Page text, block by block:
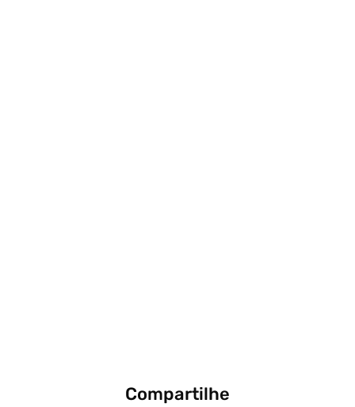
Compartilhe